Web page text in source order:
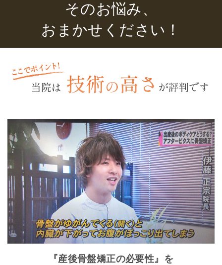
そのお悩み、
おまかせください！
『産後骨盤矯正の必要性』を